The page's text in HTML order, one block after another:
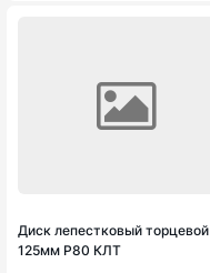
Диск лепестковый торцевой
125мм Р80 КЛТ